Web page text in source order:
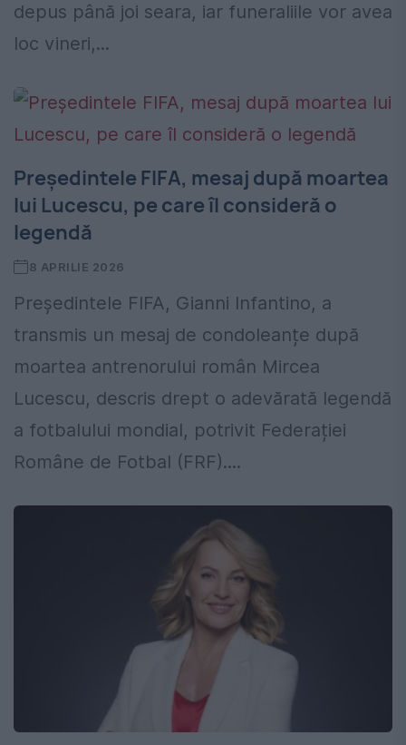
depus până joi seara, iar funeraliile vor avea
loc vineri,...
Președintele FIFA, mesaj după moartea
lui Lucescu, pe care îl consideră o
legendă
8 APRILIE 2026
Președintele FIFA, Gianni Infantino, a
transmis un mesaj de condoleanțe după
moartea antrenorului român Mircea
Lucescu, descris drept o adevărată legendă
a fotbalului mondial, potrivit Federației
Române de Fotbal (FRF)....